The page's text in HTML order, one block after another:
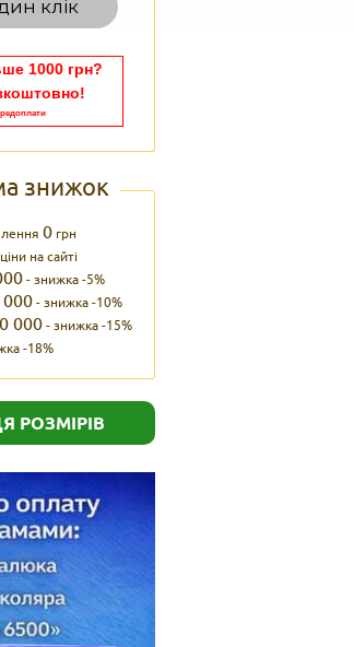
клік
1000 грн?
знижок
0 грн
на сайті
- знижка -5%
000- знижка -10%
000- знижка -15%
-18%
РОЗМІРІВ